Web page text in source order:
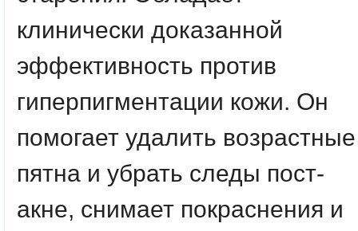
клинически доказанной
эффективность против
гиперпигментации кожи. Он
помогает удалить возрастные
пятна и убрать следы пост-
акне, снимает покраснения и